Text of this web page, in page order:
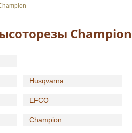
Champion
Husqvarna
EFCO
Champion